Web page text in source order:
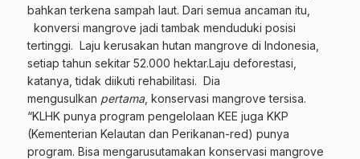
bahkan terkena sampah laut. Dari semua ancaman itu,
konversi mangrove jadi tambak menduduki posisi
tertinggi. Laju kerusakan hutan mangrove di Indonesia,
setiap tahun sekitar 52.000 hektar.Laju deforestasi,
katanya, tidak diikuti rehabilitasi. Dia
mengusulkan pertama, konservasi mangrove tersisa.
“KLHK punya program pengelolaan KEE juga KKP
(Kementerian Kelautan dan Perikanan-red) punya
program. Bisa mengarusutamakan konservasi mangrove